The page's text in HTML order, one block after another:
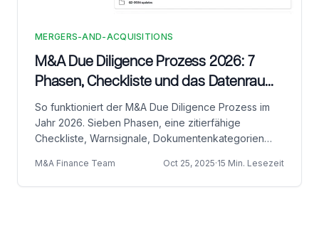
MERGERS-AND-ACQUISITIONS
M&A Due Diligence Prozess 2026: 7
Phasen, Checkliste und das Datenraum-
Setup, das Deals abschließt
So funktioniert der M&A Due Diligence Prozess im
Jahr 2026. Sieben Phasen, eine zitierfähige
Checkliste, Warnsignale, Dokumentenkategorien
M&A Finance Team Oct 25, 2025·15 Min. Lesezeit